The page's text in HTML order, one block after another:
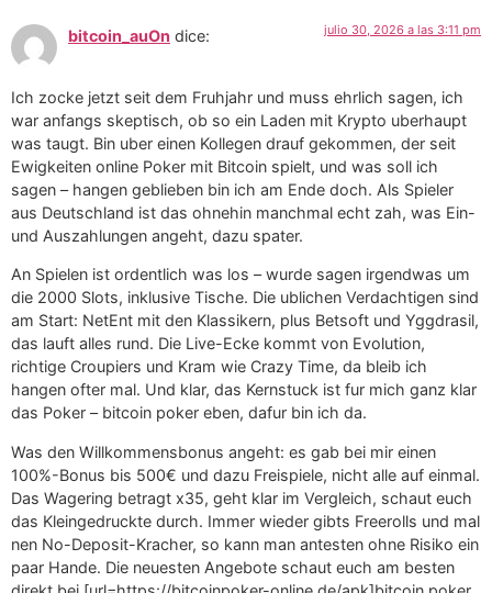
bitcoin_auOn dice: julio 30, 2026 a las 3:11 pm
Ich zocke jetzt seit dem Fruhjahr und muss ehrlich sagen, ich
war anfangs skeptisch, ob so ein Laden mit Krypto uberhaupt
was taugt. Bin uber einen Kollegen drauf gekommen, der seit
Ewigkeiten online Poker mit Bitcoin spielt, und was soll ich
sagen – hangen geblieben bin ich am Ende doch. Als Spieler
aus Deutschland ist das ohnehin manchmal echt zah, was Ein-
und Auszahlungen angeht, dazu spater.
An Spielen ist ordentlich was los – wurde sagen irgendwas um
die 2000 Slots, inklusive Tische. Die ublichen Verdachtigen sind
am Start: NetEnt mit den Klassikern, plus Betsoft und Yggdrasil,
das lauft alles rund. Die Live-Ecke kommt von Evolution,
richtige Croupiers und Kram wie Crazy Time, da bleib ich
hangen ofter mal. Und klar, das Kernstuck ist fur mich ganz klar
das Poker – bitcoin poker eben, dafur bin ich da.
Was den Willkommensbonus angeht: es gab bei mir einen
100%-Bonus bis 500€ und dazu Freispiele, nicht alle auf einmal.
Das Wagering betragt x35, geht klar im Vergleich, schaut euch
das Kleingedruckte durch. Immer wieder gibts Freerolls und mal
nen No-Deposit-Kracher, so kann man antesten ohne Risiko ein
paar Hande. Die neuesten Angebote schaut euch am besten